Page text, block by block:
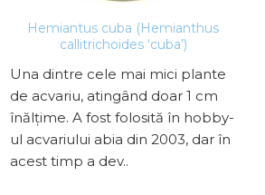
Hemiantus cuba (Hemianthus
callitrichoides ‘cuba’)
Una dintre cele mai mici plante
de acvariu, atingând doar 1 cm
înălțime. A fost folosită în hobby-
ul acvariului abia din 2003, dar în
acest timp a dev..